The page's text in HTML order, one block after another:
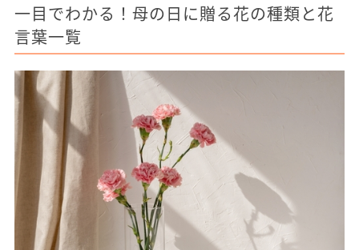
一目でわかる！母の日に贈る花の種類と花
言葉一覧